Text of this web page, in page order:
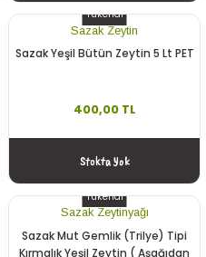
Tükendi
Sazak Zeytin
Sazak Yeşil Bütün Zeytin 5 Lt PET
400,00 TL
Stokta Yok
Tükendi
Sazak Zeytinyağı
Sazak Mut Gemlik (Trilye) Tipi
Kırmalık Yeşil Zeytin ( Aşağıdan